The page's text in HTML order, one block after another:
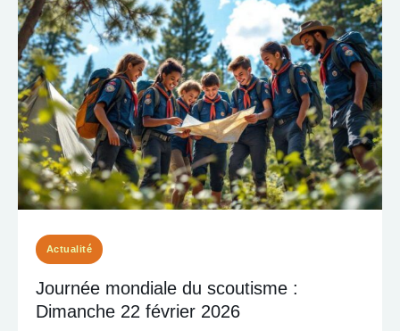
Actualité
Journée mondiale du scoutisme :
Dimanche 22 février 2026